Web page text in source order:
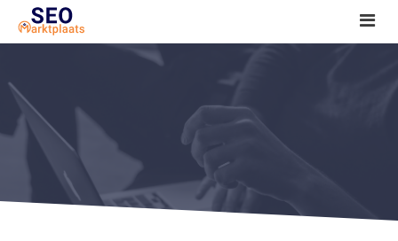
SEO tools reviews
Marketeer bij jou in de buurt?
Offerte
1. Seo voor beginners +
2. Onderzoeken +